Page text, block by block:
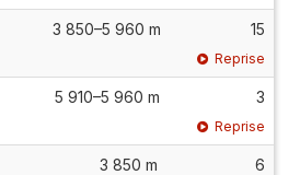
3 850–5 960 m 15
Reprise
5 910–5 960 m 3
Reprise
3 850 m 6